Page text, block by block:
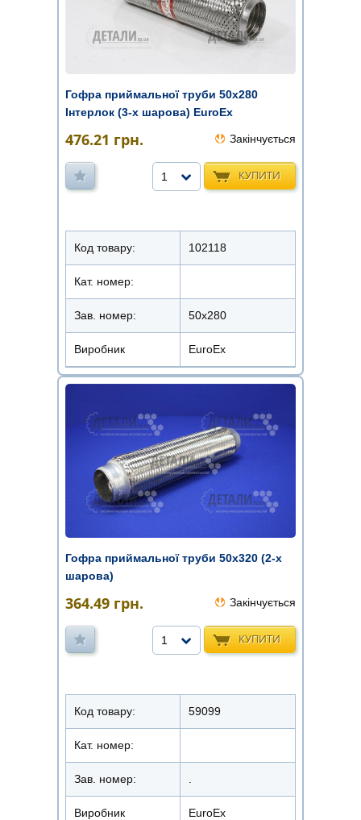
Гофра приймальної труби 50х280
Інтерлок (3-х шарова) EuroEx
476.21 грн. Закінчується
КУПИТИ
1
Код товару: 102118
Кат. номер:
Зав. номер: 50х280
Виробник EuroEx
Гофра приймальної труби 50х320 (2-х
шарова)
364.49 грн. Закінчується
КУПИТИ
1
Код товару: 59099
Кат. номер:
Зав. номер:
Виробник EuroEx